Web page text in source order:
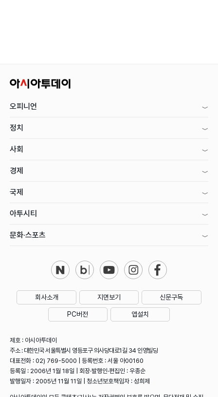
오피니언
정치
사회
경제
국제
아투시티
문화·스포츠
회사소개 지면보기 신문구독
PC버전 앱설치
제호 : 아시아투데이
주소 : 대한민국 서울특별시 영등포구 의사당대로1길 34 인영빌딩
대표전화 : 02) 769-5000 | 등록번호 : 서울 아00160
등록일 : 2006년 1월 18일 | 회장·발행인·편집인 : 우종순
발행일자 : 2005년 11월 11일 | 청소년보호책임자 : 성희제